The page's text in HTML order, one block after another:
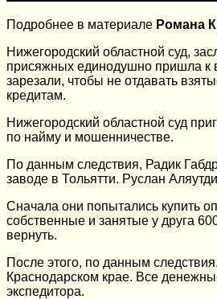
Подробнее в материале Романа
Нижегородский областной суд,
присяжных единодушно пришла к
зарезали, чтобы не отдавать
кредитам.
Нижегородский областной суд
по найму и мошенничестве.
По данным следствия, Радик
заводе в Тольятти. Руслан
Сначала они попытались купить
собственные и занятые у друга
вернуть.
После этого, по данным
Краснодарском крае. Все
экспедитора.